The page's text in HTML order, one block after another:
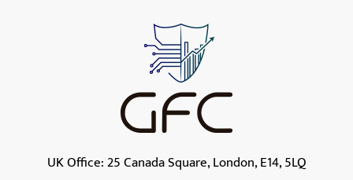
UK Office: 25 Canada Square, London, E14, 5LQ